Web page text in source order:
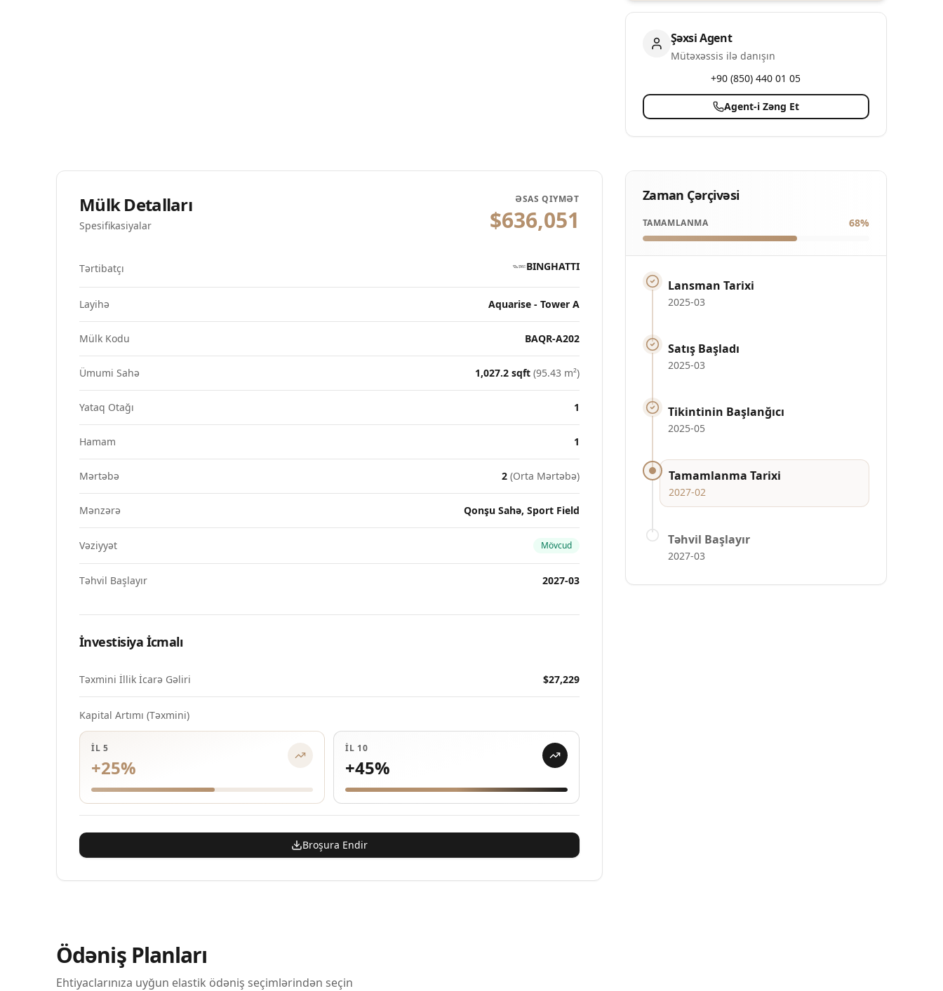
Şəxsi Agent
Mütəxəssis ilə danışın
+90 (850) 440 01 05
Agent-i Zəng Et
Mülk Detalları
Spesifikasiyalar
ƏSAS QIYMƏT
$636,051
Tərtibatçı BINGHATTI
Layihə Aquarise - Tower A
Mülk Kodu BAQR-A202
Ümumi Sahə 1,027.2sqft (95.43 m²)
Yataq Otağı 1
Hamam 1
Mərtəbə 2 (Orta Mərtəbə)
Mənzərə Qonşu Sahə, Sport Field
Vəziyyət Mövcud
Təhvil Başlayır 2027-03
İnvestisiya İcmalı
Təxmini İllik İcarə Gəliri $27,229
Kapital Artımı (Təxmini)
İL 5
+25%
İL 10
+45%
Broşura Endir
Zaman Çərçivəsi
TAMAMLANMA 68%
Lansman Tarixi
2025-03
Satış Başladı
2025-03
Tikintinin Başlanğıcı
2025-05
Tamamlanma Tarixi
2027-02
Təhvil Başlayır
2027-03
Ödəniş Planları
Ehtiyaclarınıza uyğun elastik ödəniş seçimlərindən seçin